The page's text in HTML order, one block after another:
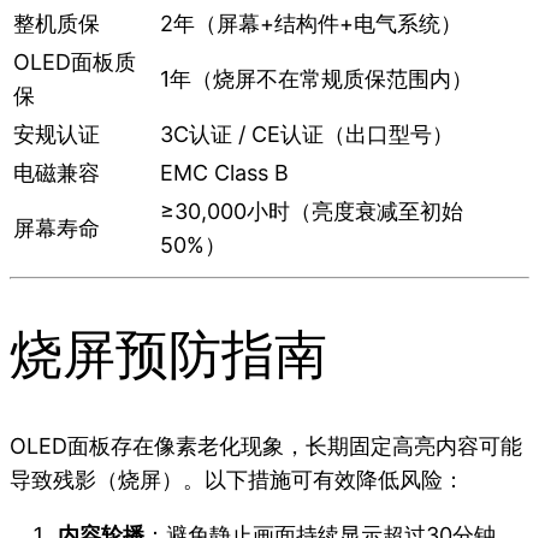
整机质保
2年（屏幕+结构件+电气系统）
OLED面板质
保
1年（烧屏不在常规质保范围内）
安规认证
3C认证 / CE认证（出口型号）
电磁兼容
EMC Class B
屏幕寿命
≥30,000小时（亮度衰减至初始
50%）
烧屏预防指南
OLED面板存在像素老化现象，长期固定高亮内容可能
导致残影（烧屏）。以下措施可有效降低风险：